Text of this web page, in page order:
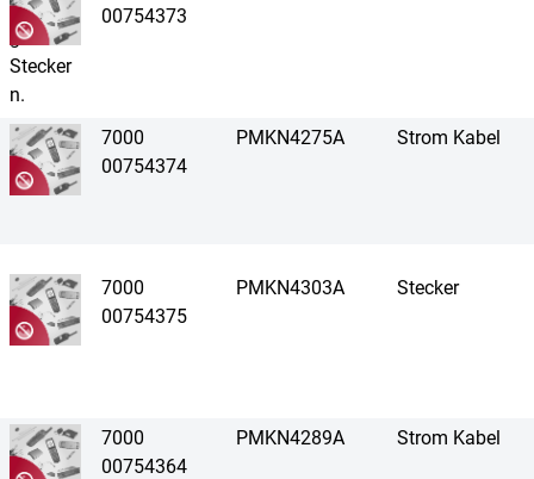
00754373
7000
00754374
PMKN4275A Strom Kabel
7000
00754375
PMKN4303A Stecker
7000
00754364
PMKN4289A Strom Kabel